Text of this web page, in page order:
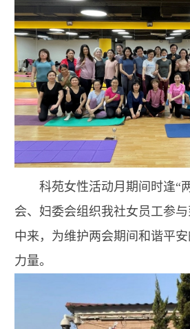
科苑女性活动月期间时逢“
会、妇委会组织我社女员工参
中来，为维护两会期间和谐平
力量。